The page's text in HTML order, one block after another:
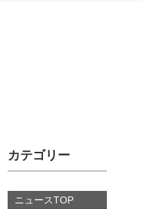
カテゴリー
ニュースTOP